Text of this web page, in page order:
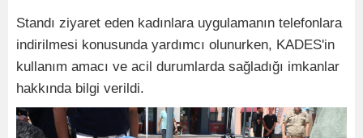
Standı ziyaret eden kadınlara uygulamanın telefonlara
indirilmesi konusunda yardımcı olunurken, KADES'in
kullanım amacı ve acil durumlarda sağladığı imkanlar
hakkında bilgi verildi.